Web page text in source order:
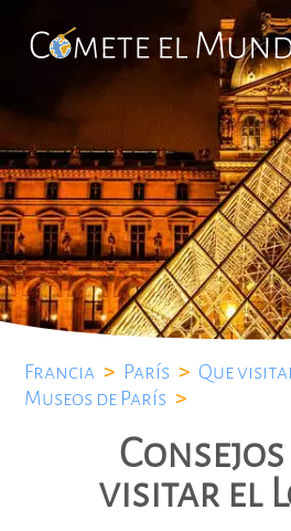
Francia > París > Que
Museos de París >
visitar el